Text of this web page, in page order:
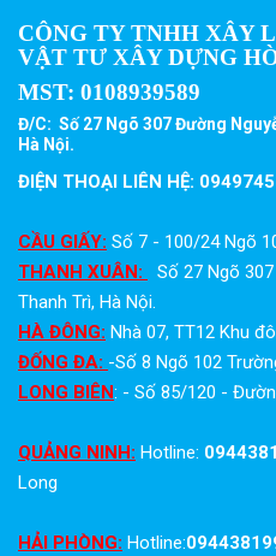
CÔNG TY TNHH XÂY
VẬT TƯ XÂY DỰNG
MST: 0108939589
Đ/C: Số 27 Ngõ 307 Đường
Hà Nội.
ĐIỆN THOẠI LIÊN HỆ:
CẦU GIẤY: Số 7 - 100/24 Ngõ
THANH XUÂN:
Số 27 Ngõ
Thanh Trì, Hà Nội.
HÀ ĐÔNG: Nhà 07, TT12 Khu
ĐỐNG ĐA: -Số 8 Ngõ 102
LONG BIÊN: - Số 85/120 -
QUẢNG NINH: Hotline:
Long
HẢI PHÒNG: Hotline: